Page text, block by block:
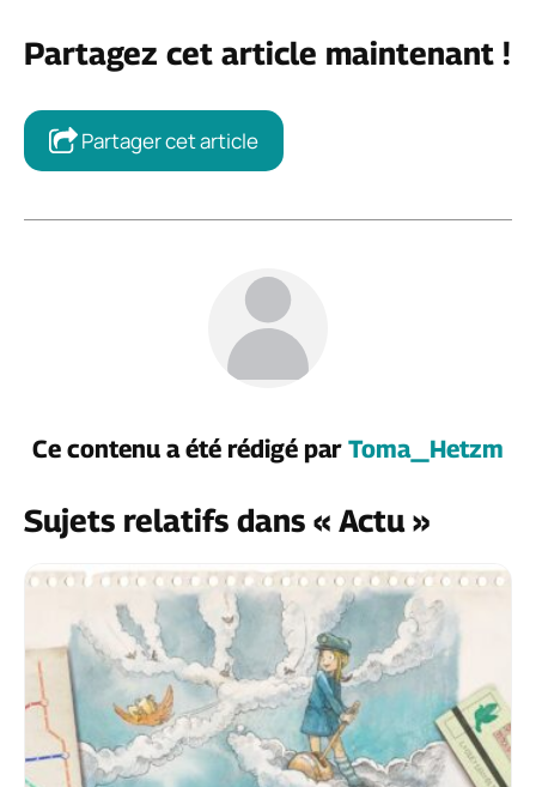
Partagez cet article maintenant !
Partager cet article
Ce contenu a été rédigé par Toma_Hetzm
Sujets relatifs dans « Actu »